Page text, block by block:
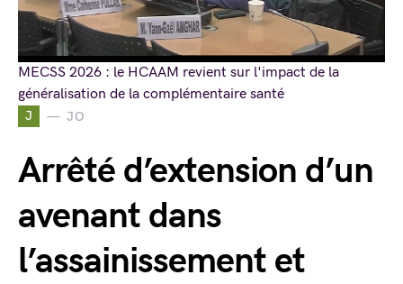
J JO
Arrêté d’extension d’un
avenant dans
l’assainissement et
MECSS 2026 : le HCAAM revient sur l'impact de la
généralisation de la complémentaire santé